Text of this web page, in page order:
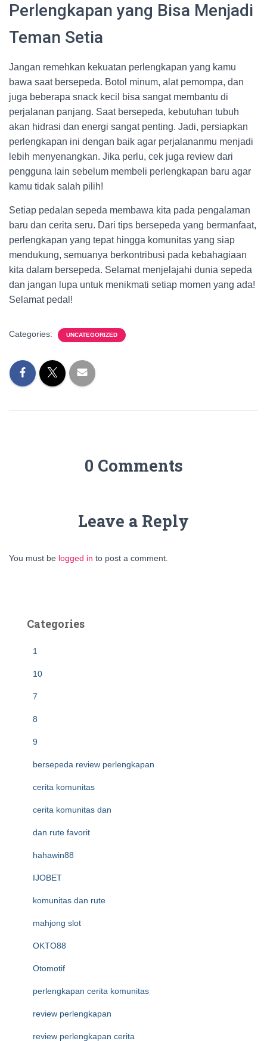
Perlengkapan yang Bisa Menjadi
Teman Setia
Jangan remehkan kekuatan perlengkapan yang kamu
bawa saat bersepeda. Botol minum, alat pemompa, dan
juga beberapa snack kecil bisa sangat membantu di
perjalanan panjang. Saat bersepeda, kebutuhan tubuh
akan hidrasi dan energi sangat penting. Jadi, persiapkan
perlengkapan ini dengan baik agar perjalananmu menjadi
lebih menyenangkan. Jika perlu, cek juga review dari
pengguna lain sebelum membeli perlengkapan baru agar
kamu tidak salah pilih!
Setiap pedalan sepeda membawa kita pada pengalaman
baru dan cerita seru. Dari tips bersepeda yang bermanfaat,
perlengkapan yang tepat hingga komunitas yang siap
mendukung, semuanya berkontribusi pada kebahagiaan
kita dalam bersepeda. Selamat menjelajahi dunia sepeda
dan jangan lupa untuk menikmati setiap momen yang ada!
Selamat pedal!
Categories: UNCATEGORIZED
0 Comments
Leave a Reply
You must be logged in to post a comment.
Categories
1
10
7
8
9
bersepeda review perlengkapan
cerita komunitas
cerita komunitas dan
dan rute favorit
hahawin88
IJOBET
komunitas dan rute
mahjong slot
OKTO88
Otomotif
perlengkapan cerita komunitas
review perlengkapan
review perlengkapan cerita